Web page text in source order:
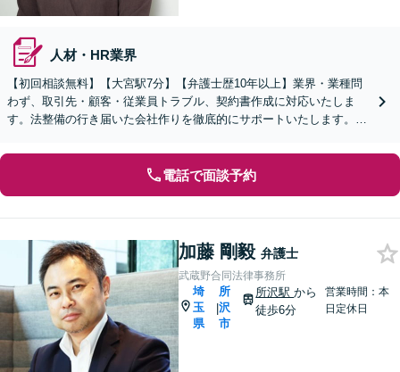
人材・HR業界
【初回相談無料】【大宮駅7分】【弁護士歴10年以上】業界・業種問
わず、取引先・顧客・従業員トラブル、契約書作成に対応いたしま
す。法整備の行き届いた会社作りを徹底的にサポートいたします。個
電話で面談予約
加藤 剛毅 弁護士
武蔵野合同法律事務所
埼
玉
県
|
所
沢
市
所沢駅から
徒歩6分
営業時間：本
日定休日